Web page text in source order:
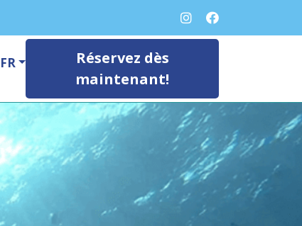
FR
Réservez dès
maintenant!